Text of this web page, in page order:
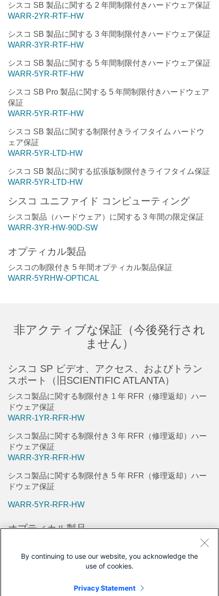
シスコ SB 製品に関する 2 年間制限付きハードウェア保証
WARR-2YR-RTF-HW
シスコ SB 製品に関する 3 年間制限付きハードウェア保証
WARR-3YR-RTF-HW
シスコ SB 製品に関する 5 年間制限付きハードウェア保証
WARR-5YR-RTF-HW
シスコ SB Pro 製品に関する 5 年間制限付きハードウェア
保証
WARR-5YR-RTF-HW
シスコ SB 製品に関する制限付きライフタイム ハードウ
ェア保証
WARR-5YR-LTD-HW
シスコ SB 製品に関する拡張版制限付きライフタイム保証
WARR-5YR-LTD-HW
シスコ ユニファイド コンピューティング
シスコ製品（ハードウェア）に関する 3 年間の限定保証
WARR-3YR-HW-90D-SW
オプティカル製品
シスコの制限付き 5 年間オプティカル製品保証
WARR-5YRHW-OPTICAL
非アクティブな保証（今後発行され
ません）
シスコ SP ビデオ、アクセス、およびトラン
スポート（旧SCIENTIFIC ATLANTA）
シスコ製品に関する制限付き 1 年 RFR（修理返却）ハー
ドウェア保証
WARR-1YR-RFR-HW
シスコ製品に関する制限付き 3 年 RFR（修理返却）ハー
ドウェア保証
WARR-3YR-RFR-HW
シスコ製品に関する制限付き 5 年 RFR（修理返却）ハー
ドウェア保証
WARR-5YR-RFR-HW
オプティカル製品
シスコ製品に関する制限付き 5 年ハードウェアおよび 5
年ソフトウェア保証規定
WARR-5YR-HW-5YR-SW
シスコ製品に関する 5 年間ハードウェア 1 年間ソフトウ
By continuing to use our website, you acknowledge the
use of cookies.
Privacy Statement